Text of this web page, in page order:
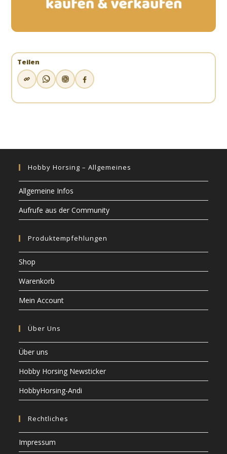
Teilen
Hobby Horsing – Allgemeines
Allgemeine Infos
Aufrufe aus der Community
Produktempfehlungen
Shop
Warenkorb
Mein Account
Über Uns
Über uns
Hobby Horsing Newsticker
HobbyHorsing-Andi
Rechtliches
Impressum